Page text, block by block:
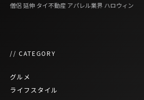
僧侶延伸 タイ不動産 アパレル業界 ハロウィン
// CATEGORY
グルメ
ライフスタイル